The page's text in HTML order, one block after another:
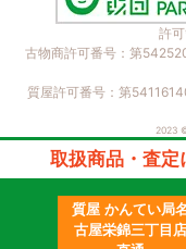
許
古物商許可番号：第
質屋許可番号：第
2023
取扱商品・査定
質屋 かんてい局
古屋栄錦三丁目店